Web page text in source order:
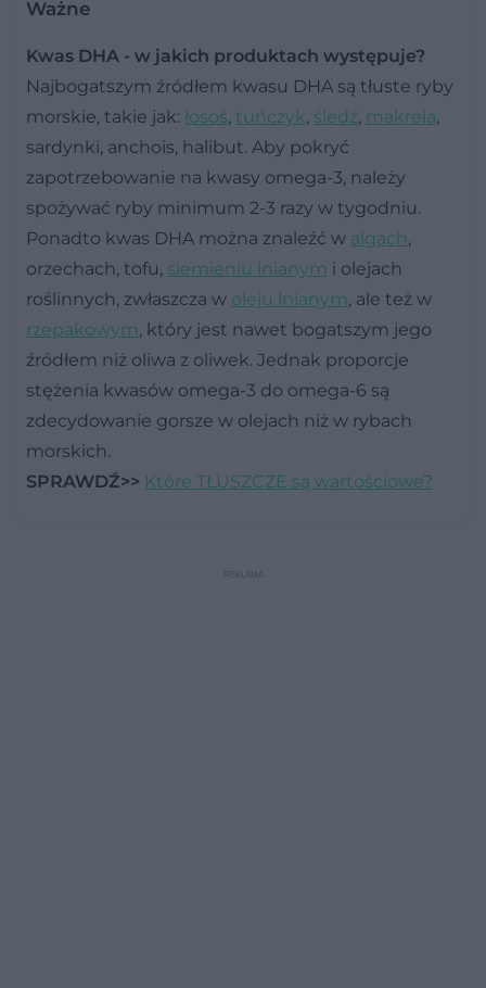
Ważne
Kwas DHA - w jakich produktach występuje?
Najbogatszym źródłem kwasu DHA są tłuste ryby
morskie, takie jak: łosoś, tuńczyk, śledź, makrela,
sardynki, anchois, halibut. Aby pokryć
zapotrzebowanie na kwasy omega-3, należy
spożywać ryby minimum 2-3 razy w tygodniu.
Ponadto kwas DHA można znaleźć w algach,
orzechach, tofu, siemieniu lnianym i olejach
roślinnych, zwłaszcza w oleju lnianym, ale też w
rzepakowym, który jest nawet bogatszym jego
źródłem niż oliwa z oliwek. Jednak proporcje
stężenia kwasów omega-3 do omega-6 są
zdecydowanie gorsze w olejach niż w rybach
morskich.
SPRAWDŹ>> Które TŁUSZCZE są wartościowe?